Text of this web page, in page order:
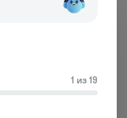
1 из 19